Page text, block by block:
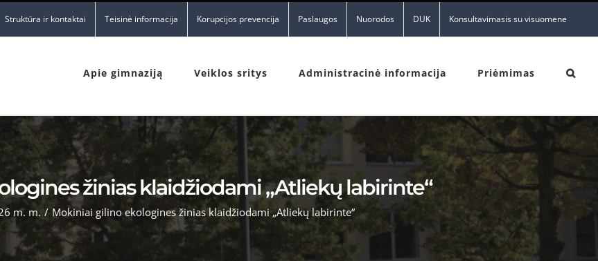
Struktūra ir kontaktai Teisinė informacija Korupcijos prevencija Paslaugos Nuorodos DUK Konsultavimasis su visuomene
Apie gimnaziją Veiklos sritys Administracinė informacija Priėmimas
žinias klaidžiodami „Atliekų labirinte“
m. m. / Mokiniai gilino ekologines žinias klaidžiodami „Atliekų labirinte“